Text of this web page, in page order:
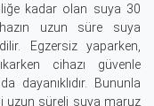
kadar olan suya 30
uzun süre suya
Egzersiz yaparken,
cihazı güvenle
dayanıklıdır. Bununla
uzun süreli suya maruz